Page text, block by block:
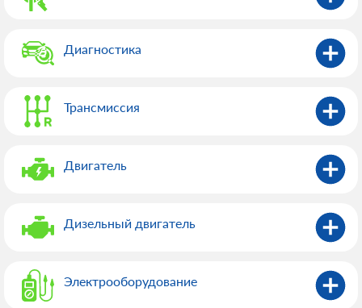
Диагностика
Трансмиссия
Двигатель
Дизельный двигатель
Электрооборудованиe